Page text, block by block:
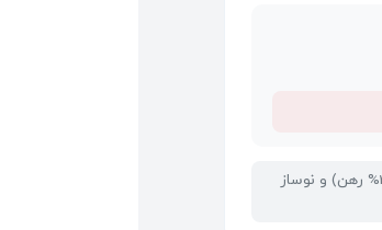
این تحلیل بر اساس 422 ملک مشابه در منطقه کل شهر انجام شده است. اجاره‌بهای محاسبه‌شده بر اساس تبدیل رهن به اجاره (3% رهن) و نوساز